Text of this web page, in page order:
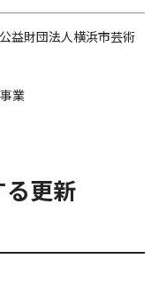
益財団法人横浜市芸術
業
る更新